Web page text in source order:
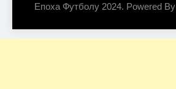
Епоха Футболу 2024. Powered By